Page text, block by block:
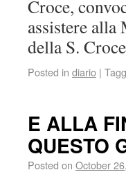
Croce,
assistere
della S.
Posted in diario |
E ALLA
QUESTO
Posted on October